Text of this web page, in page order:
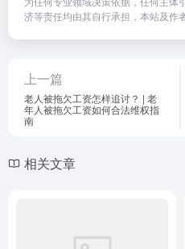
济等责任均由其自行承担，本站及作
上一篇
老人被拖欠工资怎样追讨？ | 老
年人被拖欠工资如何合法维权指
南
相关文章